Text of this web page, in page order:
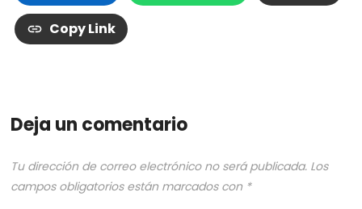
Copy Link
Deja un comentario
Tu dirección de correo electrónico no será publicada. Los
campos obligatorios están marcados con *